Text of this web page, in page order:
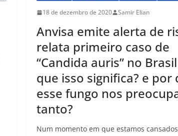
18 de dezembro de 2020 Samir Elian
Anvisa emite alerta de
relata primeiro caso de
“Candida auris” no
que isso significa? e por
esse fungo nos
tanto?
Num momento em que estamos